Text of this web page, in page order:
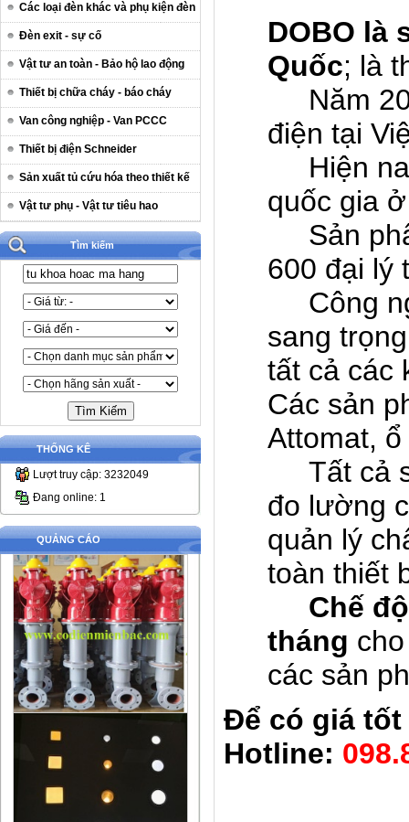
Các loại đèn khác và phụ kiện đèn
Đèn exit - sự cố
Vật tư an toàn - Bảo hộ lao động
Thiết bị chữa cháy - báo cháy
Van công nghiệp - Van PCCC
Thiết bị điện Schneider
Sản xuất tủ cứu hóa theo thiết kế
Vật tư phụ - Vật tư tiêu hao
Tìm kiếm
THỐNG KÊ
Lượt truy cập: 3232049
Đang online: 1
QUẢNG CÁO
DOBO là
Quốc; là
Năm
điện tại
Hiện
quốc gia
Sản
600 đại lý
Công
sang
tất cả các
Các sản
Attomat,
Tất cả
đo lường
quản lý
toàn thiết
Chế
tháng
các sản
Để có giá
Hotline: